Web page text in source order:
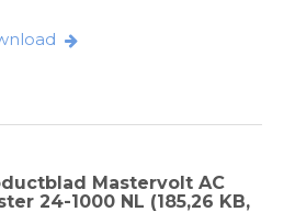
Mastervolt AC
24-1000 NL (185,26 KB,